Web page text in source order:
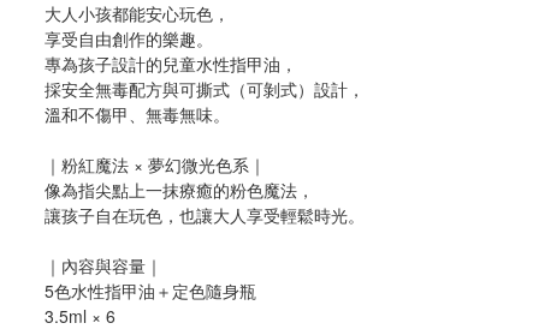
大人小孩都能安心玩色，
享受自由創作的樂趣。
專為孩子設計的兒童水性指甲油，
採安全無毒配方與可撕式（可剝式）設計，
溫和不傷甲、無毒無味。
｜粉紅魔法 × 夢幻微光色系｜
像為指尖點上一抹療癒的粉色魔法，
讓孩子自在玩色，也讓大人享受輕鬆時光。
｜內容與容量｜
5色水性指甲油＋定色隨身瓶
3.5ml × 6